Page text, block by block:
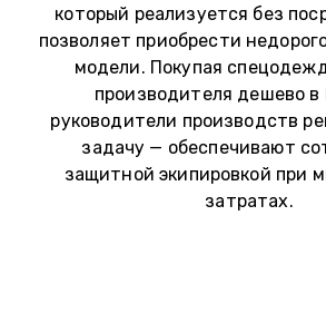
который реализуется без
позволяет приобрести
модели. Покупая
производителя дешево в
руководители производств
задачу — обеспечивают
защитной экипировкой при
затратах.